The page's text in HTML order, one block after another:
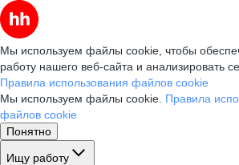
Мы используем файлы cookie, чтобы
работу нашего веб-сайта и анализировать
Правила использования файлов cookie
Мы используем файлы cookie. Правила
файлов cookie
Понятно
Ищу работу